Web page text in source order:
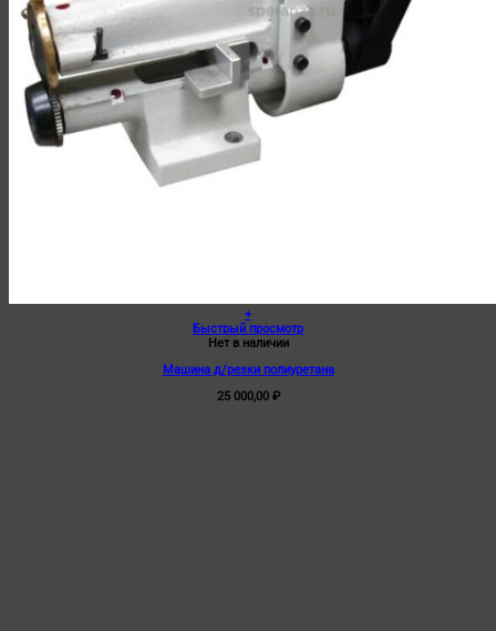
+
Быстрый просмотр
Нет в наличии
Машина д/резки полиуретана
25 000,00 ₽